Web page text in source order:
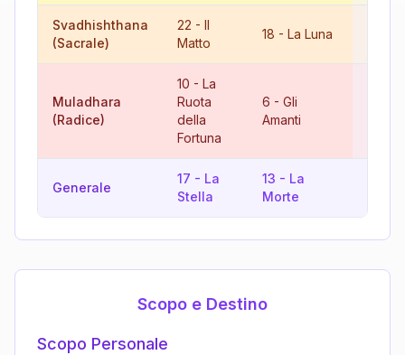
Svadhishthana
(Sacrale)
22 - Il
Matto
18 - La Luna
Muladhara
(Radice)
10 - La
Ruota
della
Fortuna
6 - Gli
Amanti
Generale
17 - La
Stella
13 - La
Morte
Scopo e Destino
Scopo Personale